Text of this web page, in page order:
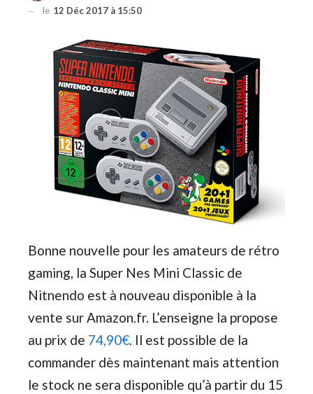
le 12 Déc 2017 à 15:50
Bonne nouvelle pour les amateurs de rétro
gaming, la Super Nes Mini Classic de
Nitnendo est à nouveau disponible à la
vente sur Amazon.fr. L’enseigne la propose
au prix de 74,90€. Il est possible de la
commander dès maintenant mais attention
le stock ne sera disponible qu’à partir du 15